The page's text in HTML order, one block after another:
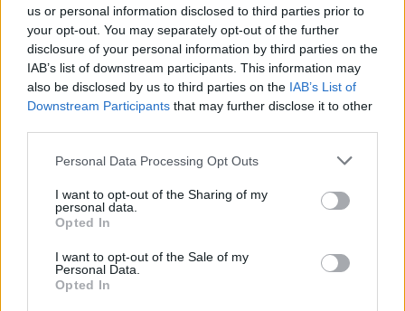
us or personal information disclosed to third parties prior to
your opt-out. You may separately opt-out of the further
disclosure of your personal information by third parties on the
IAB’s list of downstream participants. This information may
also be disclosed by us to third parties on the IAB’s List of
Downstream Participants that may further disclose it to other
Please note that this website/app uses one or more Google
not limited to your visit or usage behaviour. You may click to
grant or deny consent to Google and its third-party tags to
use your data for below specified purposes in below Google
consent section.
Personal Data Processing Opt Outs
I want to opt-out of the Sharing of my
personal data.
Opted In
I want to opt-out of the Sale of my
Personal Data.
Opted In
Notizie in tempo reale?
Entra nel canale telegram di
GalluraOggi.it
Ricevi le nostre ultime news